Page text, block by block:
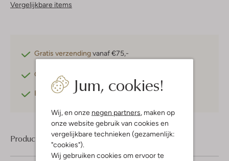
Jum, cookies!
Wij, en onze negen partners , maken op
onze website gebruik van cookies en
vergelijkbare technieken (gezamenlijk:
"cookies").
Wij gebruiken cookies om ervoor te
Vergelijkbare items
Gratis verzendingvanaf €75,-
Gratis retourneren
Betaal achterafmet Klarna
Product informatie